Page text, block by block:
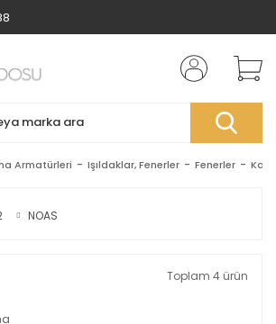
Armatürleri Işıldaklar, Fenerler Fenerler
NOAS
Toplam 4 ürün